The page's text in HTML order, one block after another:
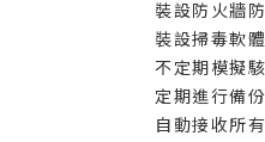
裝設防火牆
裝設掃毒軟
不定期模擬
定期進行備
自動接收所